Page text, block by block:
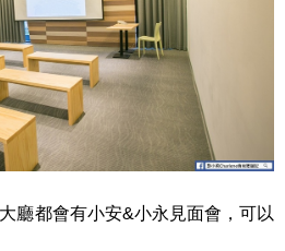
廳都會有小安&小永見面會，可以